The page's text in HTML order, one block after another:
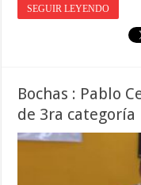
SEGUIR LEYENDO
Bochas : Pablo
de 3ra categoría